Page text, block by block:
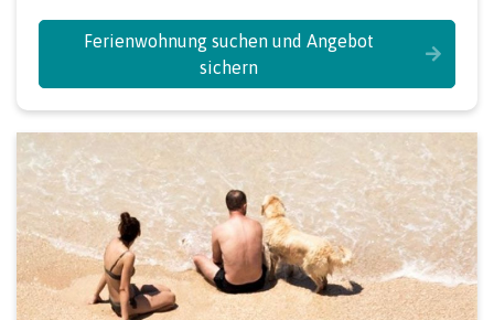
Ferienwohnung suchen und Angebot
sichern